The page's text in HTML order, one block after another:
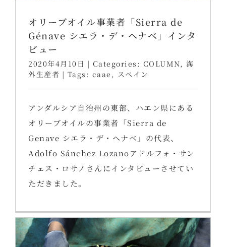
オリーブオイル事業者「Sierra de
Génave シエラ・デ・ヘナベ」インタ
ビュー
2020年4月10日 | Categories: COLUMN, 海
外生産者 | Tags: caae , スペイン
アンダルシア自治州の東部、ハエン県にある
オリーブオイルの事業者「Sierra de
Genave シエラ・デ・ヘナベ」の代表、
Adolfo Sánchez Lozanoアドルフォ・サン
チェス・ロサノさんにインタビューさせてい
ただきました。